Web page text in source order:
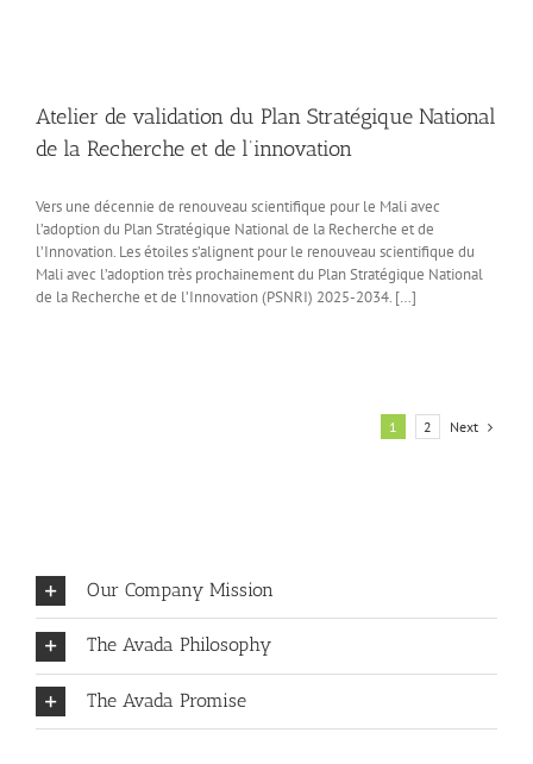
Atelier de validation du Plan Stratégique National
de la Recherche et de l’innovation
Vers une décennie de renouveau scientifique pour le Mali avec
l’adoption du Plan Stratégique National de la Recherche et de
l’Innovation. Les étoiles s’alignent pour le renouveau scientifique du
Mali avec l’adoption très prochainement du Plan Stratégique National
de la Recherche et de l’Innovation (PSNRI) 2025-2034. […]
1 2 Next
Our Company Mission
The Avada Philosophy
The Avada Promise